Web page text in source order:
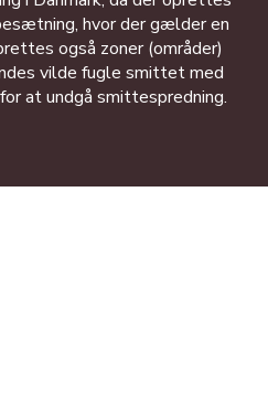
hvor der gælder en
også zoner (områder)
vilde fugle smittet med
at undgå smittespredning.